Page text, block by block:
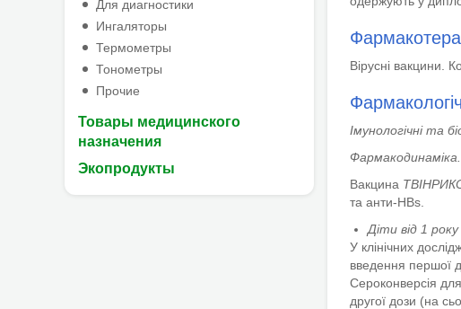
Для диагностики
Ингаляторы
Термометры
Тонометры
Прочие
Товары медицинского
назначения
Экопродукты
Вірусні вакцини.
Імунологічні та
Фармакодинаміка.
Вакцина
та анти-HBs.
Діти від 1 року
У клінічних
введення першої
Сероконверсія
другої дози (на